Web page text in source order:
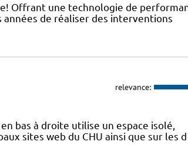
Offrant une technologie de
de réaliser des interventions
relevance:
bas à droite utilise un espace isolé,
sites web du CHU ainsi que sur les d